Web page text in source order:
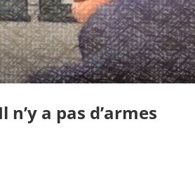
n’y a pas d’armes